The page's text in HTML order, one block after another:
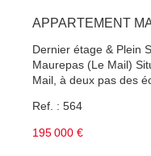
APPARTEMENT
Dernier étage & Plein
Maurepas (Le Mail)
Mail, à deux pas des
3 pièces en dernier
fort ? La copropriété
entièrement neuf !
Ref. : 564
195 000 €